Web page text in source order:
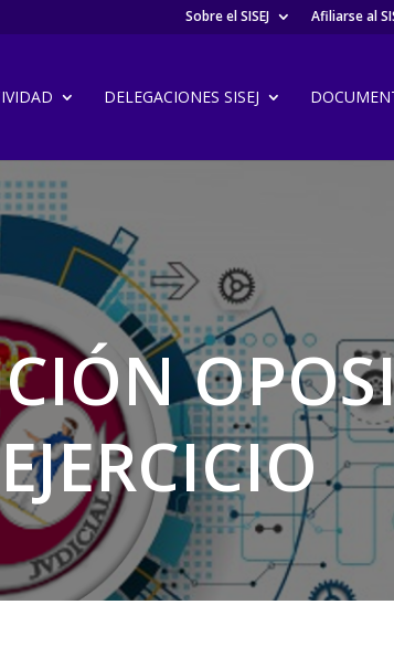
Sobre el SISEJ Afiliarse al
DELEGACIONES SISEJ